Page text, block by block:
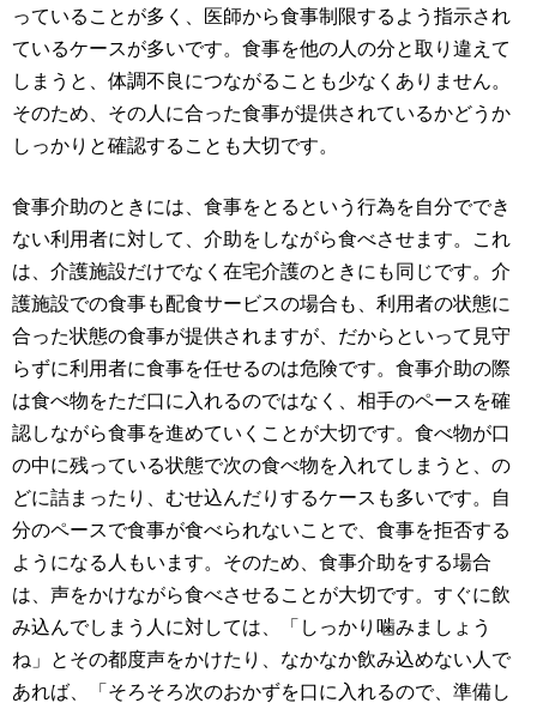
っていることが多く、医師から食事制限するよう指示され
ているケースが多いです。食事を他の人の分と取り違えて
しまうと、体調不良につながることも少なくありません。
そのため、その人に合った食事が提供されているかどうか
しっかりと確認することも大切です。
食事介助のときには、食事をとるという行為を自分ででき
ない利用者に対して、介助をしながら食べさせます。これ
は、介護施設だけでなく在宅介護のときにも同じです。介
護施設での食事も配食サービスの場合も、利用者の状態に
合った状態の食事が提供されますが、だからといって見守
らずに利用者に食事を任せるのは危険です。食事介助の際
は食べ物をただ口に入れるのではなく、相手のペースを確
認しながら食事を進めていくことが大切です。食べ物が口
の中に残っている状態で次の食べ物を入れてしまうと、の
どに詰まったり、むせ込んだりするケースも多いです。自
分のペースで食事が食べられないことで、食事を拒否する
ようになる人もいます。そのため、食事介助をする場合
は、声をかけながら食べさせることが大切です。すぐに飲
み込んでしまう人に対しては、「しっかり噛みましょう
ね」とその都度声をかけたり、なかなか飲み込めない人で
あれば、「そろそろ次のおかずを口に入れるので、準備し